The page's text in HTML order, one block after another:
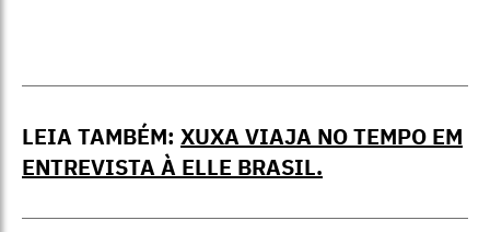
LEIA TAMBÉM: XUXA VIAJA NO TEMPO EM
ENTREVISTA À ELLE BRASIL.